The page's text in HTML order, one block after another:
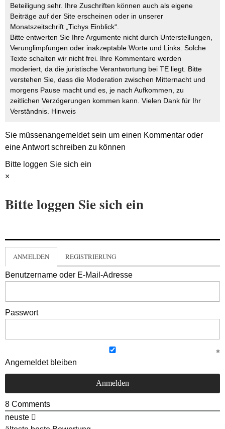
Beteiligung sehr. Ihre Zuschriften können auch als eigene
Beiträge auf der Site erscheinen oder in unserer
Monatszeitschrift „Tichys Einblick“.
Bitte entwerten Sie Ihre Argumente nicht durch Unterstellungen,
Verunglimpfungen oder inakzeptable Worte und Links. Solche
Texte schalten wir nicht frei. Ihre Kommentare werden
moderiert, da die juristische Verantwortung bei TE liegt. Bitte
verstehen Sie, dass die Moderation zwischen Mitternacht und
morgens Pause macht und es, je nach Aufkommen, zu
zeitlichen Verzögerungen kommen kann. Vielen Dank für Ihr
Verständnis. Hinweis
Sie müssenangemeldetsein um einen Kommentar oder
eine Antwort schreiben zu können
Bitte loggen Sie sich ein
×
Bitte loggen Sie sich ein
ANMELDEN REGISTRIERUNG
Benutzername oder E-Mail-Adresse
Passwort
Angemeldet bleiben
8 Comments
neuste